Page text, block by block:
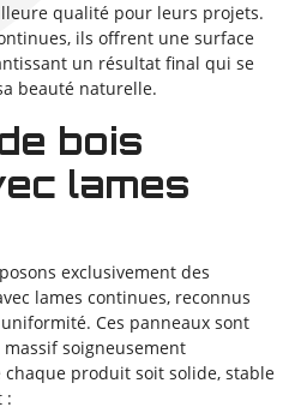
qualité pour leurs projets.
ils offrent une surface
un résultat final qui se
beauté naturelle.
bois
lames
exclusivement des
lames continues, reconnus
Ces panneaux sont
soigneusement
produit soit solide, stable
: